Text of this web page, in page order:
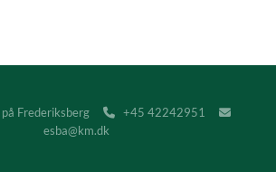
Frederiksberg +45 42242951 
esba@km.dk